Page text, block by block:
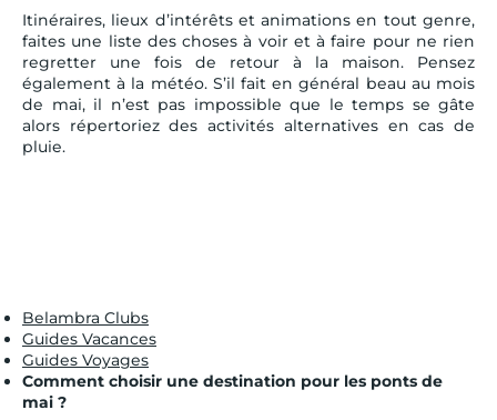
Itinéraires, lieux d’intérêts et animations en tout genre,
faites une liste des choses à voir et à faire pour ne rien
regretter une fois de retour à la maison. Pensez
également à la météo. S’il fait en général beau au mois
de mai, il n’est pas impossible que le temps se gâte
alors répertoriez des activités alternatives en cas de
pluie.
Belambra Clubs
Guides Vacances
Guides Voyages
Comment choisir une destination pour les ponts de
mai ?